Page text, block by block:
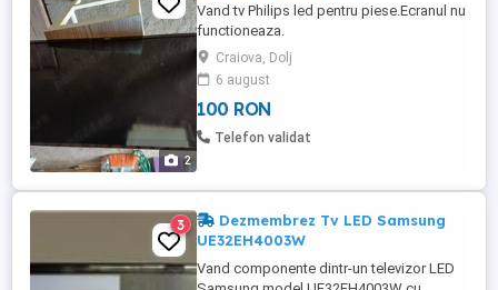
2
Vand tv Philips led pentru piese.Ecranul nu
functioneaza.
Craiova, Dolj
6 august
100 RON
Telefon validat
3
Dezmembrez Tv LED Samsung
UE32EH4003W
Vand componente dintr-un televizor LED